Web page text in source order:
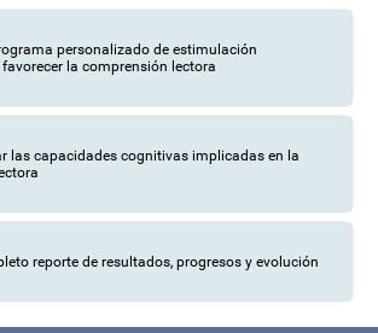
personalizado de estimulación
la comprensión lectora
las capacidades cognitivas implicadas en la
reporte de resultados, progresos y evolución